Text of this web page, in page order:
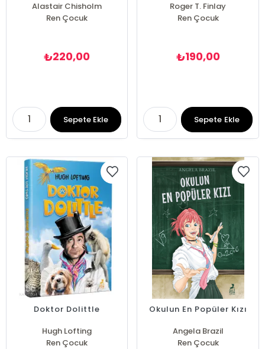
Alastair Chisholm
Ren Çocuk
₺220,00
Sepete Ekle
Roger T. Finlay
Ren Çocuk
₺190,00
Sepete Ekle
Doktor Dolittle
Hugh Lofting
Ren Çocuk
Okulun En Popüler Kızı
Angela Brazil
Ren Çocuk